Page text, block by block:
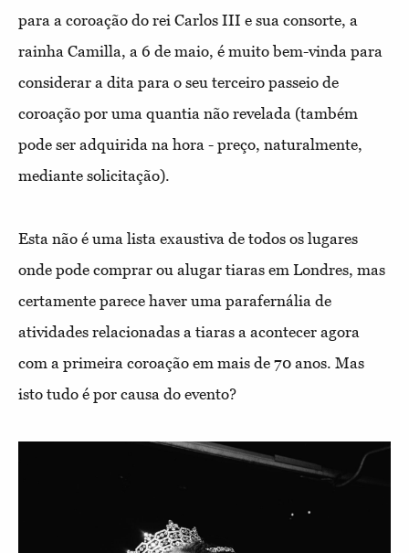
para a coroação do rei Carlos III e sua consorte, a
rainha Camilla, a 6 de maio, é muito bem-vinda para
considerar a dita para o seu terceiro passeio de
coroação por uma quantia não revelada (também
pode ser adquirida na hora - preço, naturalmente,
mediante solicitação).
Esta não é uma lista exaustiva de todos os lugares
onde pode comprar ou alugar tiaras em Londres, mas
certamente parece haver uma parafernália de
atividades relacionadas a tiaras a acontecer agora
com a primeira coroação em mais de 70 anos. Mas
isto tudo é por causa do evento?